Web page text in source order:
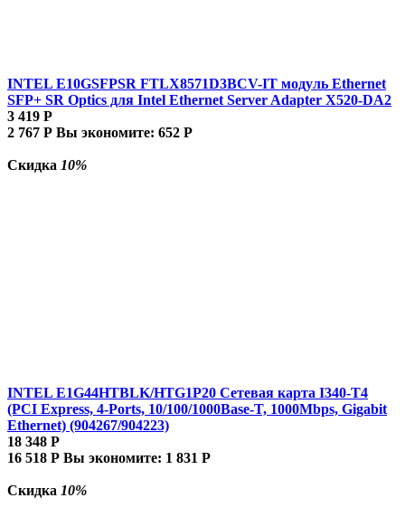
INTEL E10GSFPSR FTLX8571D3BCV-IT модуль Ethernet
SFP+ SR Optics для Intel Ethernet Server Adapter X520-DA2
3 419 Р
2 767 Р Вы экономите: 652 Р
Скидка 10%
INTEL E1G44HTBLK/HTG1P20 Сетевая карта I340-T4
(PCI Express, 4-Ports, 10/100/1000Base-T, 1000Mbps, Gigabit
Ethernet) (904267/904223)
18 348 Р
16 518 Р Вы экономите: 1 831 Р
Скидка 10%